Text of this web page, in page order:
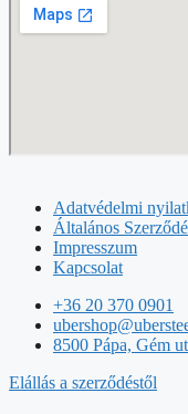
Adatvédelmi
Általános
Impresszum
Kapcsolat
+36 20 370 0901
8500 Pápa, Gém
Elállás a szerződéstől